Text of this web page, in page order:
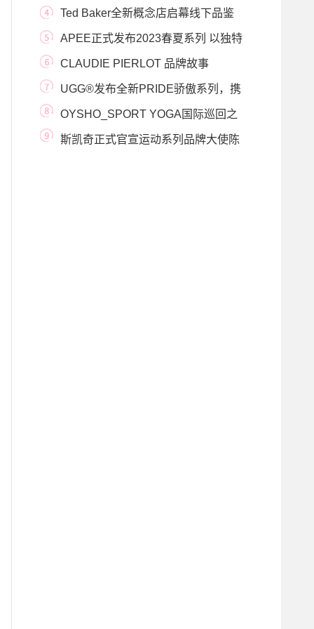
季系列LOOKBOOK
Ted Baker全新概念店启幕线下品鉴
会 英伦新绎，万
APEE正式发布2023春夏系列 以独特
视角解读Y2K千禧
CLAUDIE PIERLOT 品牌故事
UGG®发布全新PRIDE骄傲系列，携
手全球合作伙伴太
OYSHO_SPORT YOGA国际巡回之
旅到达上海 一起“练就瑜
斯凯奇正式官宣运动系列品牌大使陈